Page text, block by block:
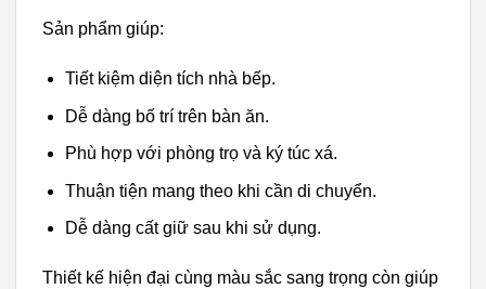
Sản phẩm giúp:
Tiết kiệm diện tích nhà bếp.
Dễ dàng bố trí trên bàn ăn.
Phù hợp với phòng trọ và ký túc xá.
Thuận tiện mang theo khi cần di chuyển.
Dễ dàng cất giữ sau khi sử dụng.
Thiết kế hiện đại cùng màu sắc sang trọng còn giúp